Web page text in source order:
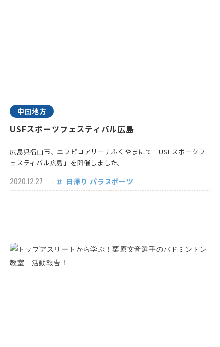
中国地方
USFスポーツフェスティバル広島
広島県福山市、エフピコアリーナふくやまにて「USFスポーツフ
ェスティバル広島」を開催しました。
2020.12.27 日帰り パラスポーツ